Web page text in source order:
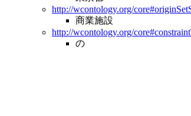
http://wcontology.org/
商業施設
http://wcontology.org/
の